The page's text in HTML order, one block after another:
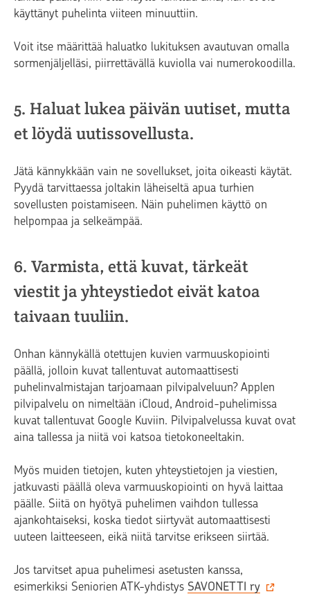
käyttänyt puhelinta viiteen minuuttiin.
Voit itse määrittää haluatko lukituksen avautuvan omalla
sormenjäljelläsi, piirrettävällä kuviolla vai numerokoodilla.
5. Haluat lukea päivän uutiset, mutta
et löydä uutissovellusta.
Jätä kännykkään vain ne sovellukset, joita oikeasti käytät.
Pyydä tarvittaessa joltakin läheiseltä apua turhien
sovellusten poistamiseen. Näin puhelimen käyttö on
helpompaa ja selkeämpää.
6. Varmista, että kuvat, tärkeät
viestit ja yhteystiedot eivät katoa
taivaan tuuliin.
Onhan kännykällä otettujen kuvien varmuuskopiointi
päällä, jolloin kuvat tallentuvat automaattisesti
puhelinvalmistajan tarjoamaan pilvipalveluun? Applen
pilvipalvelu on nimeltään iCloud, Android-puhelimissa
kuvat tallentuvat Google Kuviin. Pilvipalvelussa kuvat ovat
aina tallessa ja niitä voi katsoa tietokoneeltakin.
Myös muiden tietojen, kuten yhteystietojen ja viestien,
jatkuvasti päällä oleva varmuuskopiointi on hyvä laittaa
päälle. Siitä on hyötyä puhelimen vaihdon tullessa
ajankohtaiseksi, koska tiedot siirtyvät automaattisesti
uuteen laitteeseen, eikä niitä tarvitse erikseen siirtää.
Jos tarvitset apua puhelimesi asetusten kanssa,
esimerkiksi Seniorien ATK-yhdistys SAVONETTI ry